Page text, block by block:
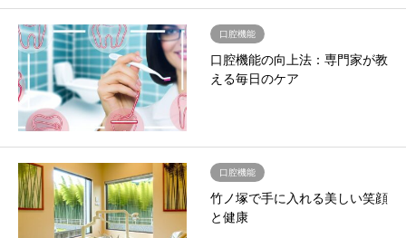
口腔機能
口腔機能の向上法：専門家が教
える毎日のケア
口腔機能
竹ノ塚で手に入れる美しい笑顔
と健康